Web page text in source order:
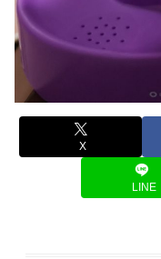
X
LINE